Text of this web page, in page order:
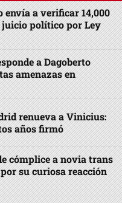
envía a verificar 14,000
político por Ley
a Dagoberto
amenazas en
renueva a Vinicius:
años firmó
cómplice a novia trans
su curiosa reacción